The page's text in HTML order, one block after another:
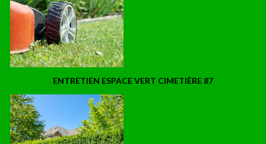
ENTRETIEN ESPACE VERT CIMETIÈRE 87